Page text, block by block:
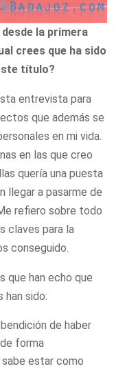
la primera
crees que ha sido
título?
entrevista para
que además se
en mi vida.
en las que creo
quería una puesta
llegar a pasarme de
refiero sobre todo
claves para la
conseguido.
que han echo que
sido:
de haber
forma
sabe estar como